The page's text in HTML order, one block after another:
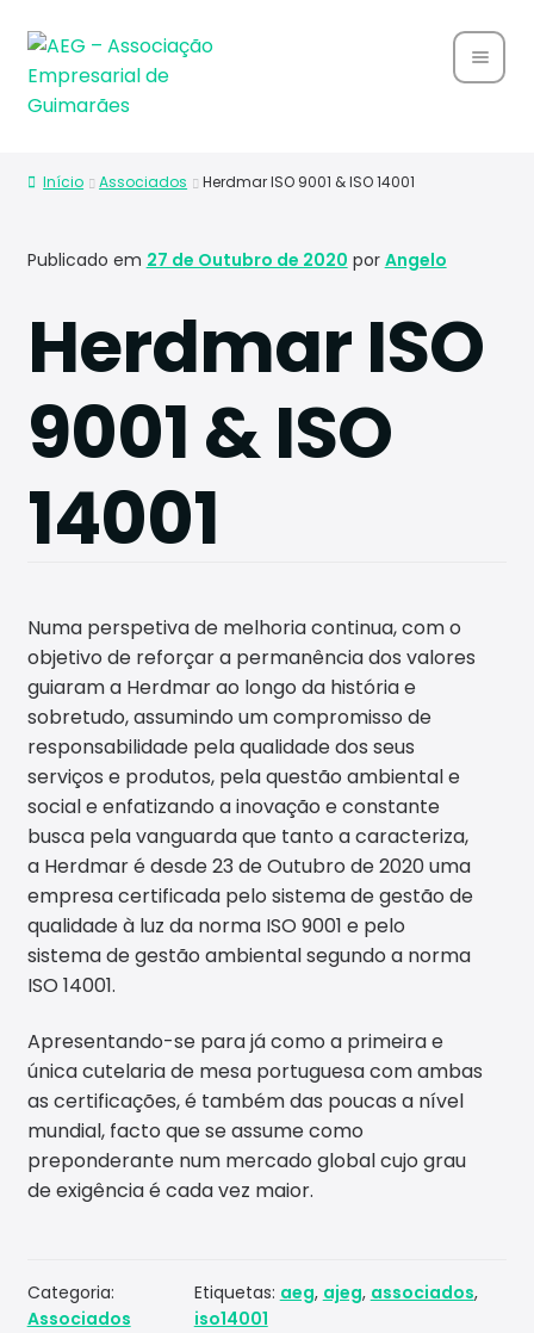
ados
Início Associados Herdmar ISO 9001 & ISO 14001
Publicado em 27 de Outubro de 2020 por Angelo
Herdmar ISO
9001 & ISO
14001
Numa perspetiva de melhoria continua, com o
objetivo de reforçar a permanência dos valores
guiaram a Herdmar ao longo da história e
sobretudo, assumindo um compromisso de
responsabilidade pela qualidade dos seus
serviços e produtos, pela questão ambiental e
social e enfatizando a inovação e constante
busca pela vanguarda que tanto a caracteriza,
a Herdmar é desde 23 de Outubro de 2020 uma
empresa certificada pelo sistema de gestão de
qualidade à luz da norma ISO 9001 e pelo
sistema de gestão ambiental segundo a norma
ISO 14001.
Apresentando-se para já como a primeira e
única cutelaria de mesa portuguesa com ambas
as certificações, é também das poucas a nível
mundial, facto que se assume como
preponderante num mercado global cujo grau
de exigência é cada vez maior.
Categoria:
Associados
Etiquetas: aeg, ajeg, associados,
iso14001